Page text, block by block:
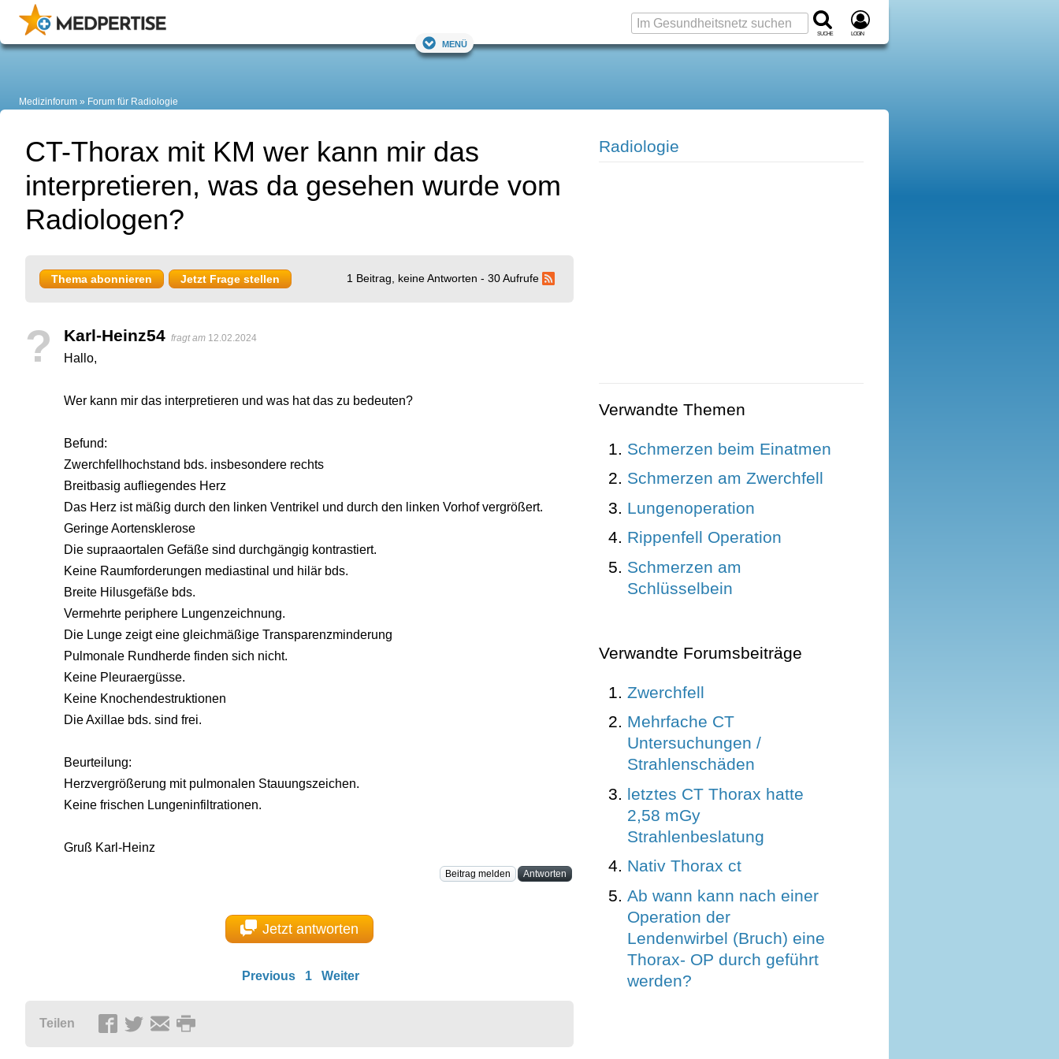
Suche Login
Menü
Medizinforum Forum für Radiologie
CT-Thorax mit KM wer kann mir das
interpretieren, was da gesehen wurde vom
Radiologen?
Thema abonnieren Jetzt Frage stellen 1 Beitrag, keine Antworten - 30 Aufrufe
? Karl-Heinz54 fragt am 12.02.2024
Hallo,
Wer kann mir das interpretieren und was hat das zu bedeuten?
Befund:
Zwerchfellhochstand bds. insbesondere rechts
Breitbasig aufliegendes Herz
Das Herz ist mäßig durch den linken Ventrikel und durch den linken Vorhof vergrößert.
Geringe Aortensklerose
Die supraaortalen Gefäße sind durchgängig kontrastiert.
Keine Raumforderungen mediastinal und hilär bds.
Breite Hilusgefäße bds.
Vermehrte periphere Lungenzeichnung.
Die Lunge zeigt eine gleichmäßige Transparenzminderung
Pulmonale Rundherde finden sich nicht.
Keine Pleuraergüsse.
Keine Knochendestruktionen
Die Axillae bds. sind frei.
Beurteilung:
Herzvergrößerung mit pulmonalen Stauungszeichen.
Keine frischen Lungeninfiltrationen.
Gruß Karl-Heinz
Beitrag melden Antworten
Jetzt antworten
Previous 1 Weiter
Teilen
Radiologie
Verwandte Themen
Schmerzen beim Einatmen
Schmerzen am Zwerchfell
Lungenoperation
Rippenfell Operation
Schmerzen am
Schlüsselbein
Verwandte Forumsbeiträge
Zwerchfell
Mehrfache CT
Untersuchungen /
Strahlenschäden
letztes CT Thorax hatte
2,58 mGy
Strahlenbeslatung
Nativ Thorax ct
Ab wann kann nach einer
Operation der
Lendenwirbel (Bruch) eine
Thorax- OP durch geführt
werden?